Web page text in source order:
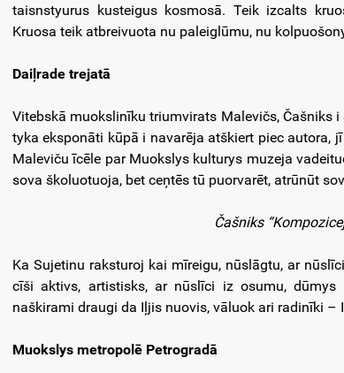
taisnstyurus kusteigus kosmosā. Teik izcalts
Kruosa teik atbreivuota nu paleiglūmu, nu
Daiļrade trejatā
Vitebskā muokslinīku triumvirats Malevičs, Čašniks
tyka eksponāti kūpā i navarēja atškiert piec autora,
Maleviču īcēle par Muokslys kulturys muzeja
sova školuotuoja, bet ceņtēs tū puorvarēt, atrūnūt
Čašniks
Ka Sujetinu raksturoj kai mīreigu, nūslāgtu, ar
cīši aktivs, artistisks, ar nūslīci iz osumu,
naškirami draugi da Iļjis nuovis, vāluok ari radinīki –
Muokslys metropolē Petrogradā